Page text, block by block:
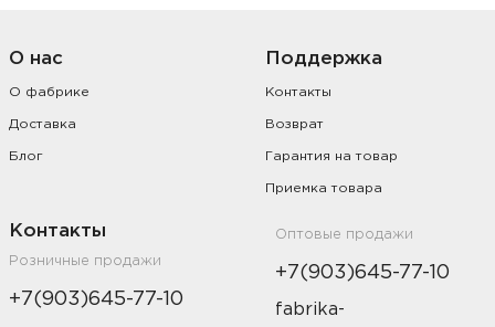
О нас
О фабрике
Доставка
Блог
Поддержка
Контакты
Возврат
Гарантия на товар
Приемка товара
Контакты
Розничные продажи
+7(903)645-77-10
Оптовые продажи
+7(903)645-77-10
fabrika-